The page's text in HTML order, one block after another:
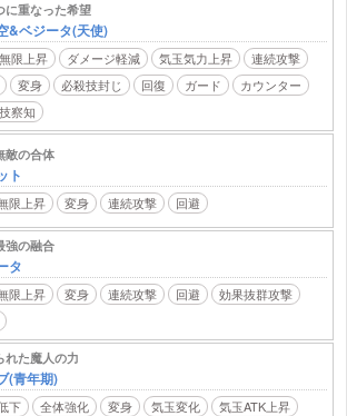
に重なった希望
&ベジータ(天使)
限上昇 ダメージ軽減 気玉気力上昇
連続攻撃
変身 必殺技封じ 回復 ガード
カウンター
察知
敵の合体
ト
限上昇 変身 連続攻撃 回避
強の融合
タ
限上昇 変身 連続攻撃 回避
効果抜群攻撃
れた魔人の力
(青年期)
下 全体強化 変身 気玉変化
気玉ATK上昇